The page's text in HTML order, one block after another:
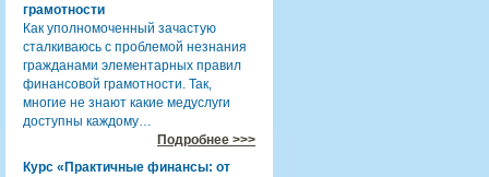
грамотности
Как уполномоченный зачастую
сталкиваюсь с проблемой незнания
гражданами элементарных правил
финансовой грамотности. Так,
многие не знают какие медуслуги
доступны каждому…
Подробнее >>>
Курс «Практичные финансы: от